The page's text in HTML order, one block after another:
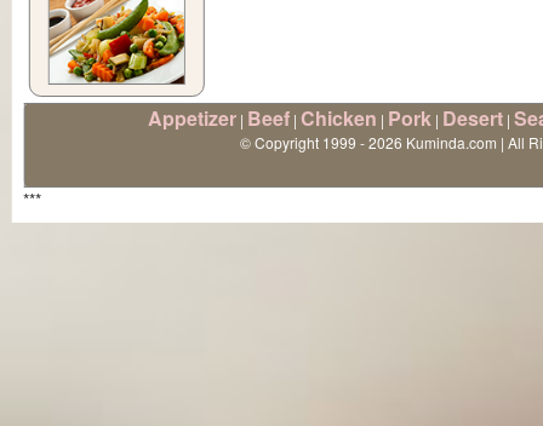
Appetizer | Beef | Chicken | Pork | Desert |
© Copyright 1999 - 2026 Kuminda.com | All
***